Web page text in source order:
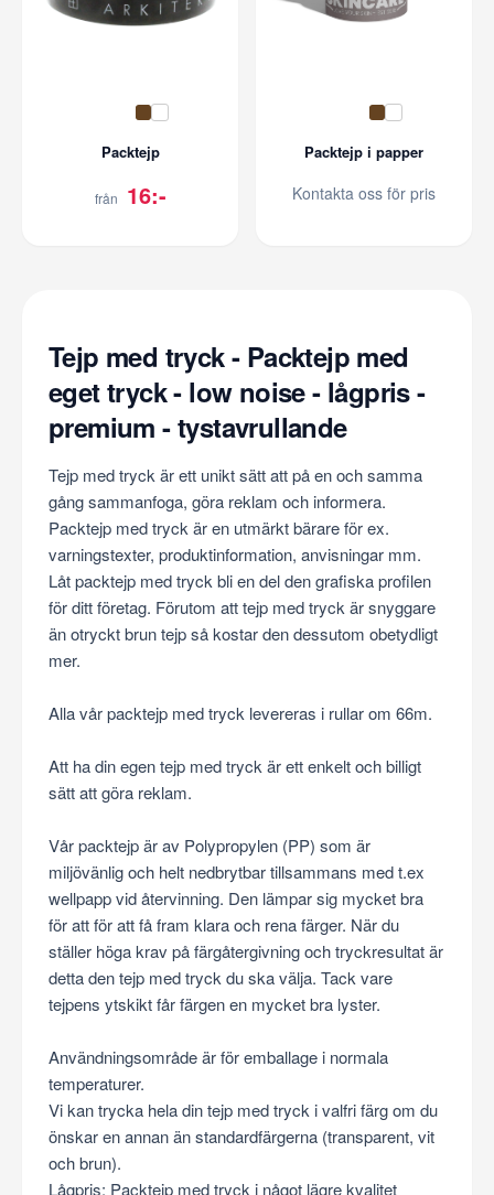
Packtejp
från 16:-
Packtejp i papper
Kontakta oss för pris
Tejp med tryck - Packtejp med
eget tryck - low noise - lågpris -
premium - tystavrullande
Tejp med tryck är ett unikt sätt att på en och samma
gång sammanfoga, göra reklam och informera.
Packtejp med tryck är en utmärkt bärare för ex.
varningstexter, produktinformation, anvisningar mm.
Låt packtejp med tryck bli en del den grafiska profilen
för ditt företag. Förutom att tejp med tryck är snyggare
än otryckt brun tejp så kostar den dessutom obetydligt
mer.
Alla vår packtejp med tryck levereras i rullar om 66m.
Att ha din egen tejp med tryck är ett enkelt och billigt
sätt att göra reklam.
Vår packtejp är av Polypropylen (PP) som är
miljövänlig och helt nedbrytbar tillsammans med t.ex
wellpapp vid återvinning. Den lämpar sig mycket bra
för att för att få fram klara och rena färger. När du
ställer höga krav på färgåtergivning och tryckresultat är
detta den tejp med tryck du ska välja. Tack vare
tejpens ytskikt får färgen en mycket bra lyster.
Användningsområde är för emballage i normala
temperaturer.
Vi kan trycka hela din tejp med tryck i valfri färg om du
önskar en annan än standardfärgerna (transparent, vit
och brun).
Lågpris: Packtejp med tryck i något lägre kvalitet